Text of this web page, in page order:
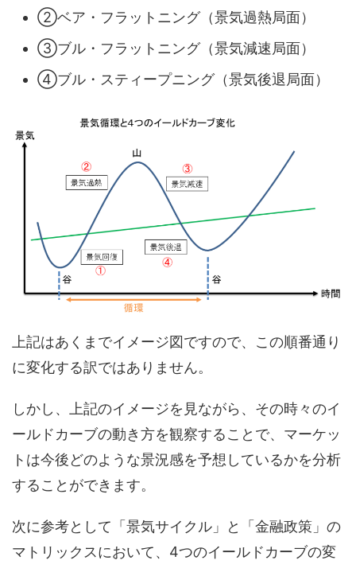
②ベア・フラットニング（景気過熱局面）
③ブル・フラットニング（景気減速局面）
④ブル・スティープニング（景気後退局面）
上記はあくまでイメージ図ですので、この順番通り
に変化する訳ではありません。
しかし、上記のイメージを見ながら、その時々のイ
ールドカーブの動き方を観察することで、マーケッ
トは今後どのような景況感を予想しているかを分析
することができます。
次に参考として「景気サイクル」と「金融政策」の
マトリックスにおいて、4つのイールドカーブの変